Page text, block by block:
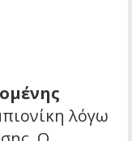
λόγω